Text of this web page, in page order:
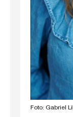
Foto: Gabriel